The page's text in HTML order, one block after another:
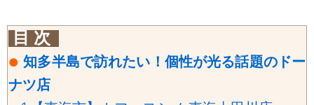
目 次
● 知多半島で訪れたい！個性が光る話題のドー
ナツ店